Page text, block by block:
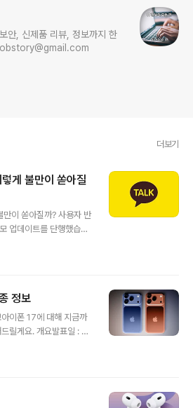
안, 신제품 리뷰, 정보까지 한
더보기
게 불만이 쏟아질
이 쏟아질까? 사용자 반
업데이트를 단행했습니
SNS가 된 것 같다”라는
보겠습니다. 🔎 카카오
목 주요 내용 친구 탭 U
지고, 인스타그램·페이
자 피로감 증가신규 기
정보
이폰 17에 대해 지금까
릴게요. 개요발표일 : 2
이폰 17 시리즈는 다음
17 Pro Max주요 사양